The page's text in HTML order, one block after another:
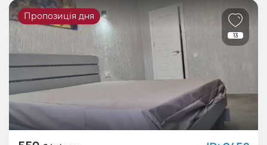
13
Пропозиція дня